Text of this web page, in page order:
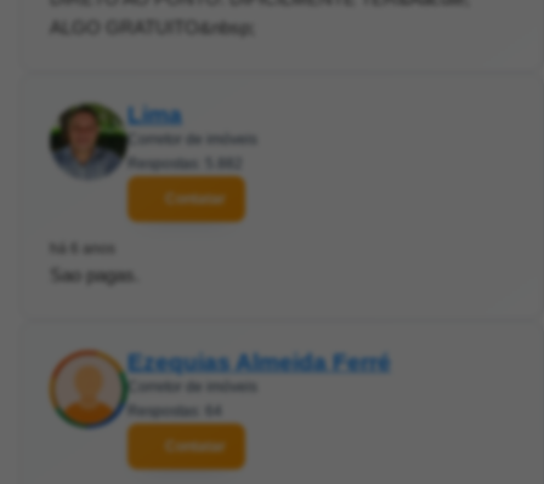
ALGO GRATUITO&nbsp;
Lima
Corretor de imóveis
Respostas: 5.882
Contatar
há 6 anos
Sao pagas.
Ezequias Almeida Ferré
Corretor de imóveis
Respostas: 64
Contatar